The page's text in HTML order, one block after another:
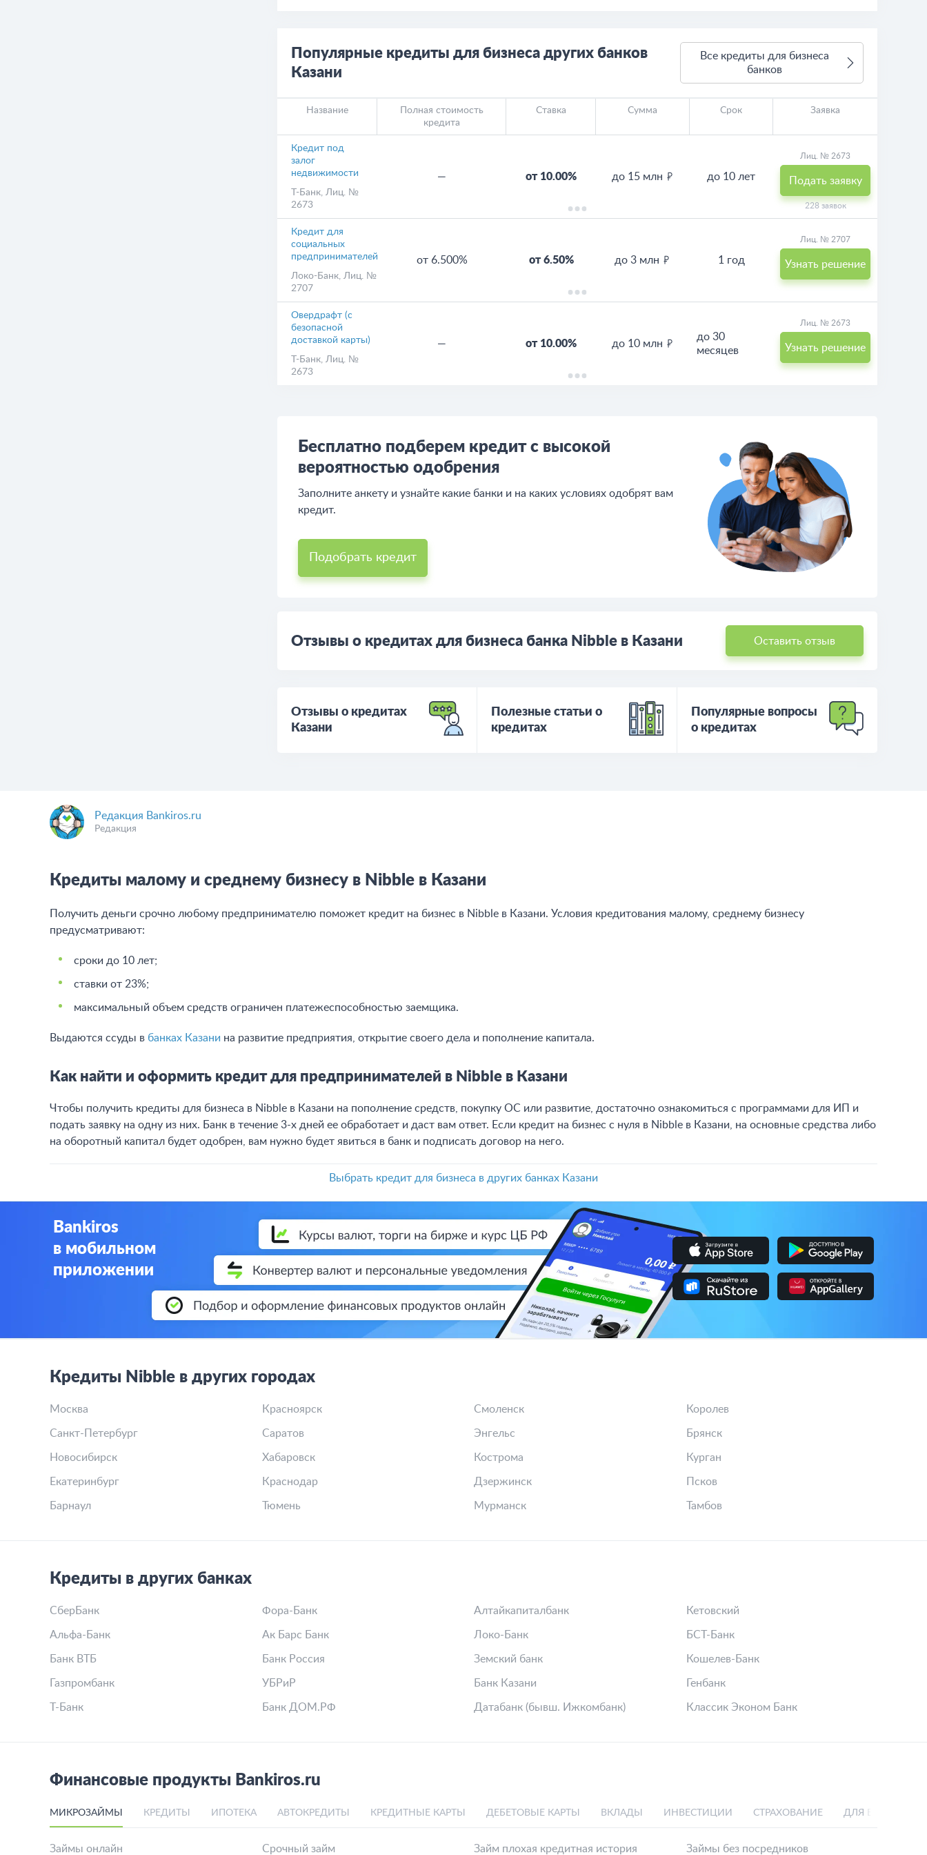
Популярные кредиты для бизнеса других банков
Казани
Все кредиты для бизнеса
банков
Название
Полная стоимость
кредита
Ставка Сумма Срок Заявка
Кредит под
залог
недвижимости
Т-Банк, Лиц. №
2673
— от 10.00% до 15 млн до 10 лет
Лиц. № 2673
Подать заявку
228 заявок
Кредит для
социальных
предпринимателей
Локо-Банк, Лиц. №
2707
от 6.500% от 6.50% до 3 млн 1 год
Лиц. № 2707
Узнать решение
Овердрафт (с
безопасной
доставкой карты)
Т-Банк, Лиц. №
2673
— от 10.00% до 10 млн
до 30
месяцев
Лиц. № 2673
Узнать решение
Бесплатно подберем кредит с высокой
вероятностью одобрения
Заполните анкету и узнайте какие банки и на каких условиях одобрят вам
кредит.
Подобрать кредит
Отзывы о кредитах для бизнеса банка Nibble в Казани Оставить отзыв
Отзывы о кредитах
Казани
Полезные статьи о
кредитах
Популярные вопросы
о кредитах
Редакция Bankiros.ru
Редакция
Кредиты малому и среднему бизнесу в Nibble в Казани
Получить деньги срочно любому предпринимателю поможет кредит на бизнес в Nibble в Казани. Условия кредитования малому, среднему бизнесу
предусматривают:
сроки до 10 лет;
ставки от 23%;
максимальный объем средств ограничен платежеспособностью заемщика.
Выдаются ссуды в банках Казани на развитие предприятия, открытие своего дела и пополнение капитала.
Как найти и оформить кредит для предпринимателей в Nibble в Казани
Чтобы получить кредиты для бизнеса в Nibble в Казани на пополнение средств, покупку ОС или развитие, достаточно ознакомиться с программами для ИП и
подать заявку на одну из них. Банк в течение 3-х дней ее обработает и даст вам ответ. Если кредит на бизнес с нуля в Nibble в Казани, на основные средства либо
на оборотный капитал будет одобрен, вам нужно будет явиться в банк и подписать договор на него.
Выбрать кредит для бизнеса в других банках Казани
Bankiros
в мобильном
приложении
Кредиты Nibble в других городах
Москва
Санкт-Петербург
Новосибирск
Екатеринбург
Барнаул
Красноярск
Саратов
Хабаровск
Краснодар
Тюмень
Смоленск
Энгельс
Кострома
Дзержинск
Мурманск
Королев
Брянск
Курган
Псков
Тамбов
Кредиты в других банках
СберБанк
Альфа-Банк
Банк ВТБ
Газпромбанк
Т-Банк
Фора-Банк
Ак Барс Банк
Банк Россия
УБРиР
Банк ДОМ.РФ
Алтайкапиталбанк
Локо-Банк
Земский банк
Банк Казани
Датабанк (бывш. Ижкомбанк)
Кетовский
БСТ-Банк
Кошелев-Банк
Генбанк
Классик Эконом Банк
Финансовые продукты Bankiros.ru
МИКРОЗАЙМЫ КРЕДИТЫ ИПОТЕКА АВТОКРЕДИТЫ КРЕДИТНЫЕ КАРТЫ ДЕБЕТОВЫЕ КАРТЫ ВКЛАДЫ ИНВЕСТИЦИИ СТРАХОВАНИЕ ДЛЯ БИЗНЕСА
Займы онлайн Срочный займ Займ плохая кредитная история Займы без посредников